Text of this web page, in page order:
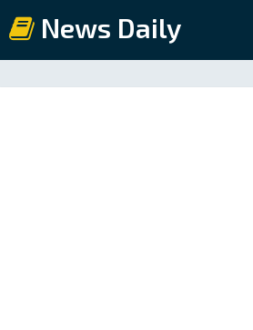
News Daily